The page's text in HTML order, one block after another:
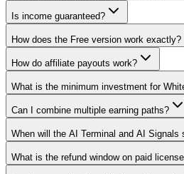
Is income guaranteed?
How does the Free version work exactly?
How do affiliate payouts work?
What is the minimum investment for
Can I combine multiple earning paths?
When will the AI Terminal and AI Signals
What is the refund window on paid